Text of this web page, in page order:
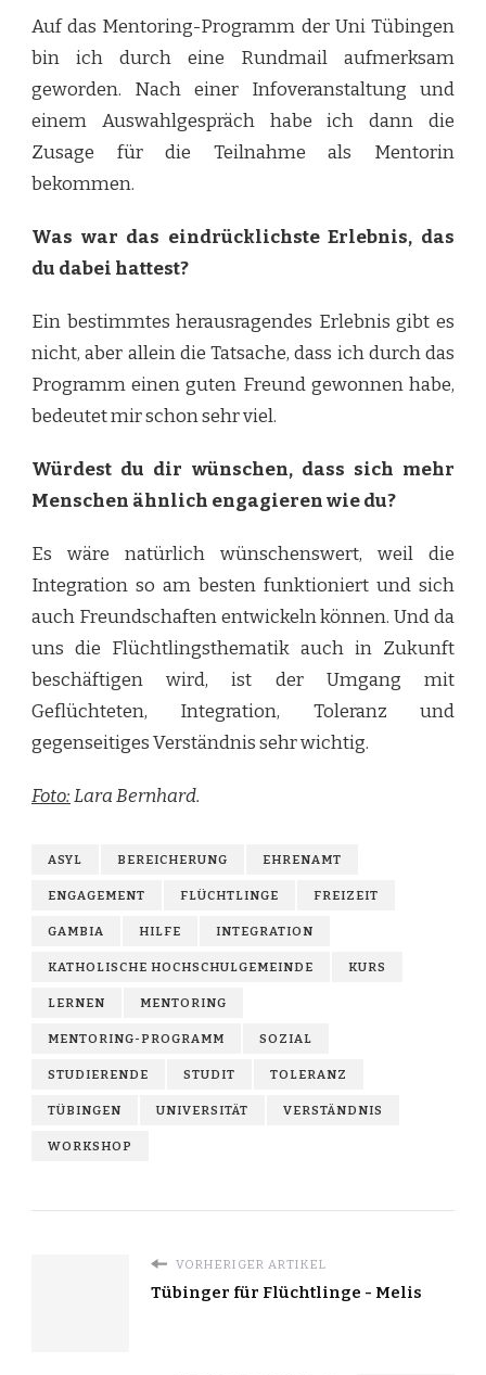
Auf das Mentoring-Programm der Uni Tübingen
bin ich durch eine Rundmail aufmerksam
geworden. Nach einer Infoveranstaltung und
einem Auswahlgespräch habe ich dann die
Zusage für die Teilnahme als Mentorin
bekommen.
Was war das eindrücklichste Erlebnis, das
du dabei hattest?
Ein bestimmtes herausragendes Erlebnis gibt es
nicht, aber allein die Tatsache, dass ich durch das
Programm einen guten Freund gewonnen habe,
bedeutet mir schon sehr viel.
Würdest du dir wünschen, dass sich mehr
Menschen ähnlich engagieren wie du?
Es wäre natürlich wünschenswert, weil die
Integration so am besten funktioniert und sich
auch Freundschaften entwickeln können. Und da
uns die Flüchtlingsthematik auch in Zukunft
beschäftigen wird, ist der Umgang mit
Geflüchteten, Integration, Toleranz und
gegenseitiges Verständnis sehr wichtig.
Foto:Lara Bernhard.
ASYL BEREICHERUNG EHRENAMT
ENGAGEMENT FLÜCHTLINGE FREIZEIT
GAMBIA HILFE INTEGRATION
KATHOLISCHE HOCHSCHULGEMEINDE KURS
LERNEN MENTORING
MENTORING-PROGRAMM SOZIAL
STUDIERENDE STUDIT TOLERANZ
TÜBINGEN UNIVERSITÄT VERSTÄNDNIS
WORKSHOP
VORHERIGER ARTIKEL
Tübinger für Flüchtlinge - Melis